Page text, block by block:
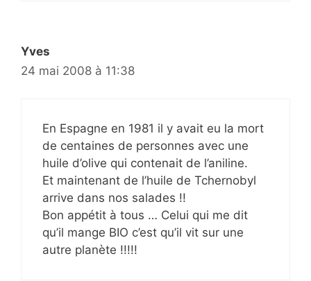
Yves
24 mai 2008 à 11:38
En Espagne en 1981 il y avait eu la mort
de centaines de personnes avec une
huile d’olive qui contenait de l’aniline.
Et maintenant de l’huile de Tchernobyl
arrive dans nos salades !!
Bon appétit à tous … Celui qui me dit
qu’il mange BIO c’est qu’il vit sur une
autre planète !!!!!